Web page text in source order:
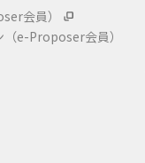
会員）
（e-Proposer会員）